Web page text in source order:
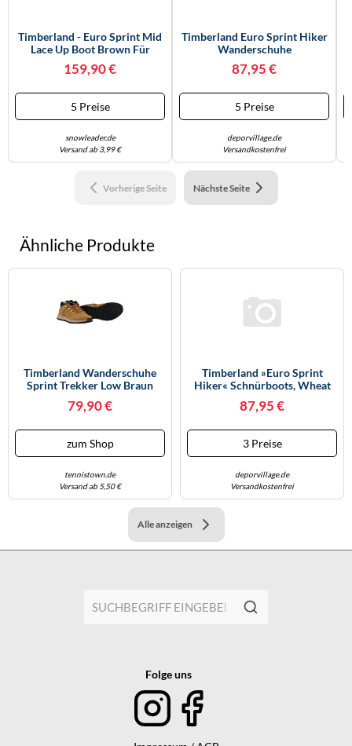
Timberland - Euro Sprint Mid
Lace Up Boot Brown Für
Herren Aus Leder - Größe 8,5
US 8.5 US
159,90 €
5 Preise
snowleader.de
Versand ab 3,99 €
Timberland Euro Sprint Hiker
Wanderschuhe
Hellbraun/dunkelbraun - 45
87,95 €
5 Preise
deporvillage.de
Versandkostenfrei
Vorherige Seite Nächste Seite
Ähnliche Produkte
Timberland Wanderschuhe
Sprint Trekker Low Braun
(12)
79,90 €
zum Shop
tennistown.de
Versand ab 5,50 €
Timberland »Euro Sprint
Hiker« Schnürboots, Wheat
87,95 €
3 Preise
deporvillage.de
Versandkostenfrei
Alle anzeigen
Folge uns